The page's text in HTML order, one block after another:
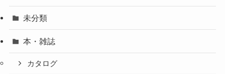
未分類
本・雑誌
カタログ